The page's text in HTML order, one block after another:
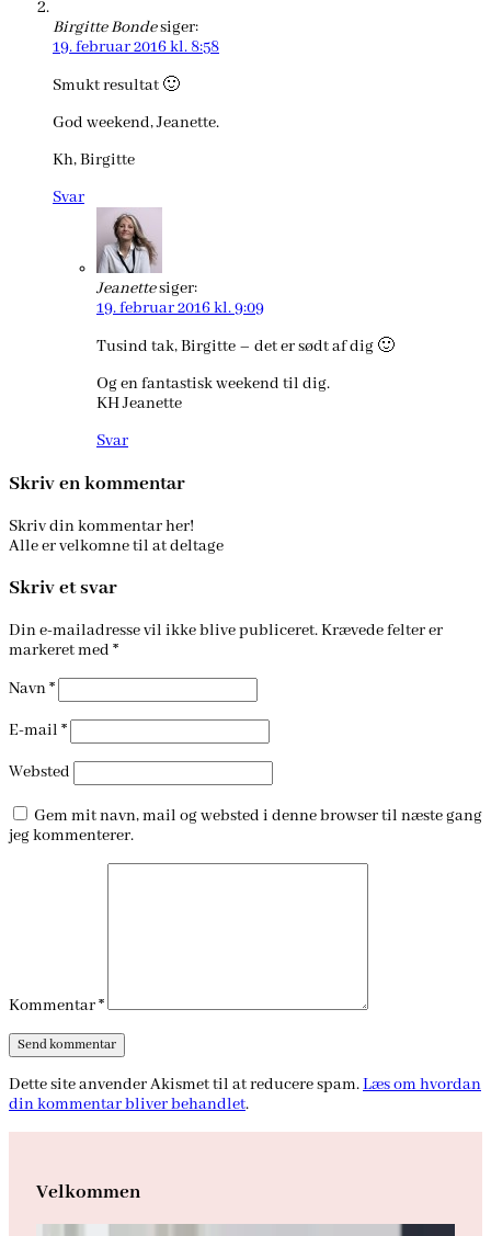
Birgitte Bondesiger:
19. februar 2016 kl. 8:58
Smukt resultat 🙂
God weekend, Jeanette.
Kh, Birgitte
Svar
Jeanettesiger:
19. februar 2016 kl. 9:09
Tusind tak, Birgitte – det er sødt af dig 🙂
Og en fantastisk weekend til dig.
KH Jeanette
Svar
Skriv en kommentar
Skriv din kommentar her!
Alle er velkomne til at deltage
Skriv et svar
Din e-mailadresse vil ikke blive publiceret.Krævede felter er
markeret med *
Navn*
E-mail *
Websted
Gem mit navn, mail og websted i denne browser til næste gang
jeg kommenterer.
Kommentar*
Dette site anvender Akismet til at reducere spam.Læs om hvordan
din kommentar bliver behandlet.
Velkommen